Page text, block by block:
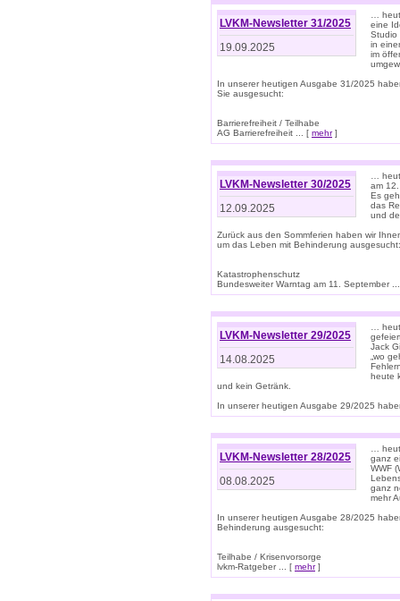
LVKM-Newsletter 31/2025
19.09.2025
…
eine
Studio
in
im
In unserer heutigen Ausgabe 31/2025
Sie ausgesucht:
Barrierefreiheit / Teilhabe
AG Barrierefreiheit ... [ mehr]
LVKM-Newsletter 30/2025
12.09.2025
…
am
Es
das
und
Zurück aus den Sommferien haben wir
um das Leben mit Behinderung ausgesucht:
Katastrophenschutz
Bundesweiter Warntag am 11. September
LVKM-Newsletter 29/2025
14.08.2025
…
Jack
„wo
heute
und kein Getränk.
In unserer heutigen Ausgabe 29/2025
LVKM-Newsletter 28/2025
08.08.2025
…
ganz
WWF
ganz
mehr
In unserer heutigen Ausgabe 28/2025
Behinderung ausgesucht:
Teilhabe / Krisenvorsorge
lvkm-Ratgeber ... [ mehr]